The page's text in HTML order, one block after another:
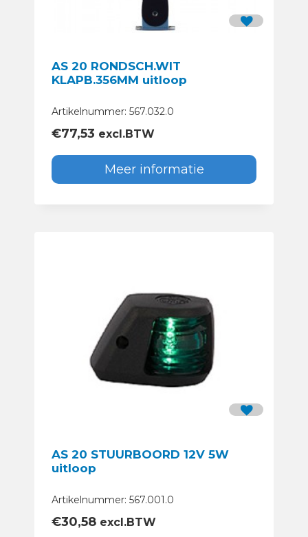
AS 20 RONDSCH.WIT
KLAPB.356MM uitloop
Artikelnummer: 567.032.0
€77,53 excl.BTW
Meer informatie
AS 20 STUURBOORD 12V 5W
uitloop
Artikelnummer: 567.001.0
€30,58 excl.BTW